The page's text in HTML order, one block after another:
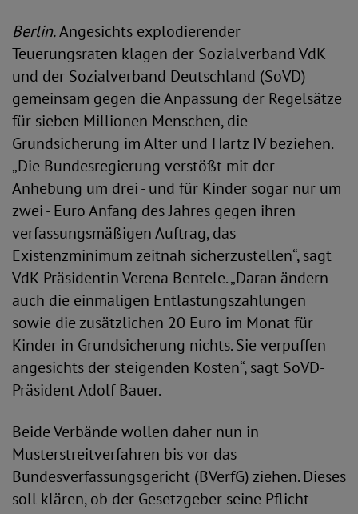
Berlin.Angesichts explodierender
Teuerungsraten klagen der Sozialverband VdK
und der Sozialverband Deutschland (SoVD)
gemeinsam gegen die Anpassung der Regelsätze
für sieben Millionen Menschen, die
Grundsicherung im Alter und Hartz IV beziehen.
„Die Bundesregierung verstößt mit der
Anhebung um drei - und für Kinder sogar nur um
zwei - Euro Anfang des Jahres gegen ihren
verfassungsmäßigen Auftrag, das
Existenzminimum zeitnah sicherzustellen“, sagt
VdK-Präsidentin Verena Bentele. „Daran ändern
auch die einmaligen Entlastungszahlungen
sowie die zusätzlichen 20 Euro im Monat für
Kinder in Grundsicherung nichts. Sie verpuffen
angesichts der steigenden Kosten“, sagt SoVD-
Präsident Adolf Bauer.
Beide Verbände wollen daher nun in
Musterstreitverfahren bis vor das
Bundesverfassungsgericht (BVerfG) ziehen. Dieses
soll klären, ob der Gesetzgeber seine Pflicht